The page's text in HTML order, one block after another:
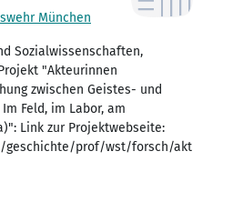
München
Sozialwissenschaften,
"Akteurinnen
zwischen Geistes- und
Feld, im Labor, am
Link zur Projektwebseite:
geschichte/prof/wst/forsch/akt